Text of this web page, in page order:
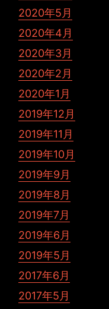
2020年5月
2020年4月
2020年3月
2020年2月
2020年1月
2019年12月
2019年11月
2019年10月
2019年9月
2019年8月
2019年7月
2019年6月
2019年5月
2017年6月
2017年5月